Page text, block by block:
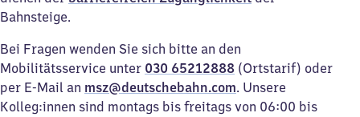
Bahnsteige.
Bei Fragen wenden Sie sich bitte an den
Mobilitätsservice unter 030 65212888 (Ortstarif) oder
per E-Mail an msz@deutschebahn.com. Unsere
Kolleg:innen sind montags bis freitags von 06:00 bis